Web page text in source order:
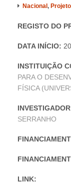
Nacional,
REGISTO DO
DATA INÍCIO:
INSTITUIÇÃO
PARA O
FÍSICA
SERRANHO
LINK: